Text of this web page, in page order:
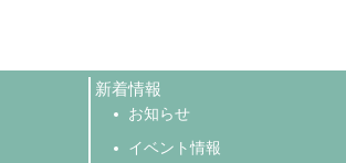
新着情報
お知らせ
イベント情報